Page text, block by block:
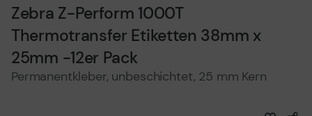
Zebra Z-Perform 1000T
Thermotransfer Etiketten 38mm x
25mm -12er Pack
Permanentkleber, unbeschichtet, 25 mm Kern